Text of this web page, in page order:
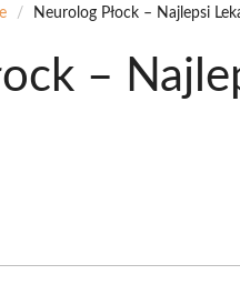
/ Neurolog Płock – Najlepsi
–